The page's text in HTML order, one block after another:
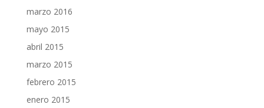
marzo 2016
mayo 2015
abril 2015
marzo 2015
febrero 2015
enero 2015